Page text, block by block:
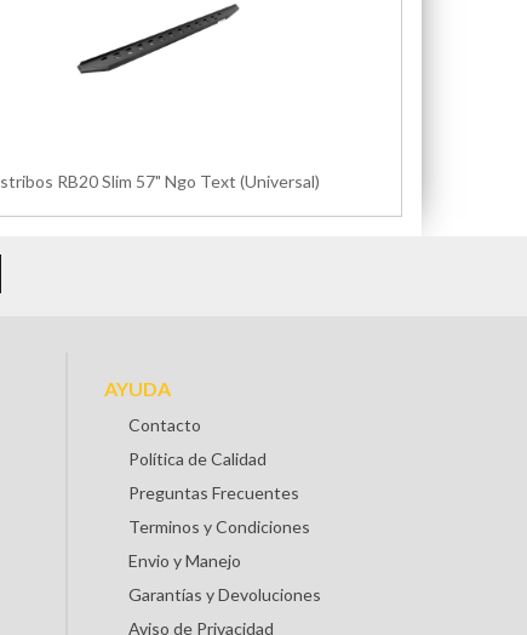
RB20 Slim 57" Ngo Text (Universal)
AYUDA
Contacto
Política de Calidad
Preguntas Frecuentes
Terminos y Condiciones
Envio y Manejo
Garantías y Devoluciones
Aviso de Privacidad